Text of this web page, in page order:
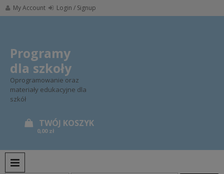
Skip
to
My Account Login / Signup
Programy
dla szkoły
Oprogramowanie oraz
materiały edukacyjne dla
szkół
0,00 zł